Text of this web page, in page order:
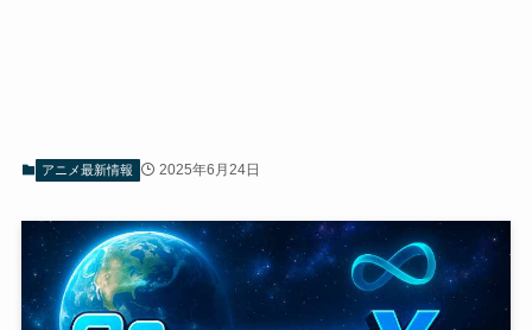
アニメ最新情報 2025年6月24日